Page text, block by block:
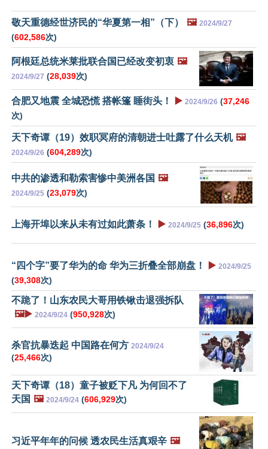
敬天重德经世济民的“华夏第一相”（下） 🖼️ 2024/9/27
(602,586次)
阿根廷总统米莱批联合国已经改变初衷 🖼️
2024/9/27 (28,039次)
合肥又地震 全城恐慌 搭帐篷 睡街头！ ▶️ 2024/9/26 (37,246
次)
天下奇谭（19）效职冥府的清朝进士吐露了什么天机 🖼️
2024/9/26 (604,289次)
中共的渗透和勒索害惨中美洲各国 🖼️
2024/9/25 (23,079次)
上海开埠以来从未有过如此萧条！ ▶️ 2024/9/25 (36,896次)
“四个字”要了华为的命 华为三折叠全部崩盘！ ▶️ 2024/9/25
(39,308次)
不跪了！山东农民大哥用铁锹击退强拆队
🖼️▶️ 2024/9/24 (950,928次)
杀官抗暴迭起 中国路在何方 2024/9/24
(25,466次)
天下奇谭（18）童子被贬下凡 为何回不了
天国 🖼️ 2024/9/24 (606,929次)
习近平年年的问候 透农民生活真艰辛 🖼️